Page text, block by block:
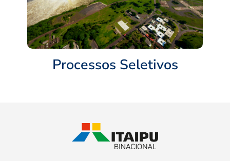
Processos Seletivos